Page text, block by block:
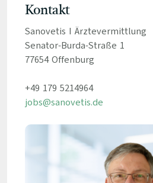
Kontakt
Sanovetis I Ärztevermittlung
Senator-Burda-Straße 1
77654 Offenburg
+49 179 5214964
jobs@sanovetis.de